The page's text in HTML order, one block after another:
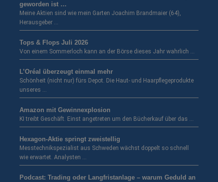
geworden ist …
Meine Aktien sind wie mein Garten Joachim Brandmaier (64),
Herausgeber …
Tops & Flops Juli 2026
Von einem Sommerloch kann an der Börse dieses Jahr wahrlich …
L’Oréal überzeugt einmal mehr
Schönheit (nicht nur) fürs Depot. Die Haut- und Haarpflegeprodukte
unseres …
Amazon mit Gewinnexplosion
KI treibt Geschäft. Einst angetreten um den Bücherkauf über das …
Hexagon-Aktie springt zweistellig
Messtechnikspezialist aus Schweden wächst doppelt so schnell
wie erwartet. Analysten …
Podcast: Trading oder Langfristanlage – warum Geduld an